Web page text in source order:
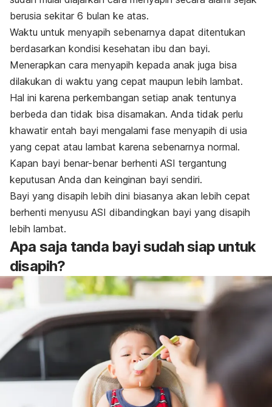
berusia sekitar 6 bulan ke atas.
Waktu untuk menyapih sebenarnya dapat ditentukan
berdasarkan kondisi kesehatan ibu dan bayi.
Menerapkan cara menyapih kepada anak juga bisa
dilakukan di waktu yang cepat maupun lebih lambat.
Hal ini karena perkembangan setiap anak tentunya
berbeda dan tidak bisa disamakan. Anda tidak perlu
khawatir entah bayi mengalami fase menyapih di usia
yang cepat atau lambat karena sebenarnya normal.
Kapan bayi benar-benar berhenti ASI tergantung
keputusan Anda dan keinginan bayi sendiri.
Bayi yang disapih lebih dini biasanya akan lebih cepat
berhenti menyusu ASI dibandingkan bayi yang disapih
lebih lambat.
Apa saja tanda bayi sudah siap untuk
disapih?